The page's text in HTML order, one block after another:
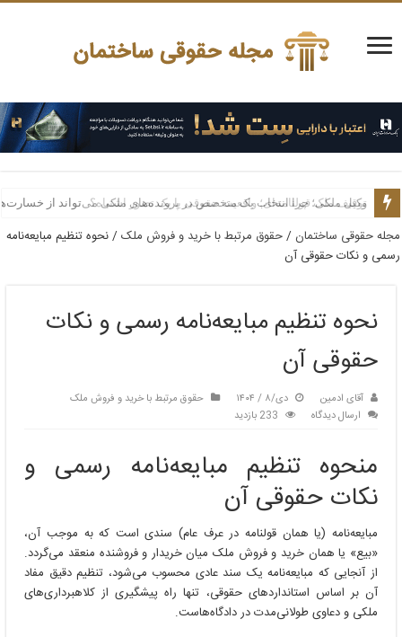
وکیل ملکی؛ چرا انتخاب یک متخصص در پرونده‌های ملکی می‌تواند از
مجله حقوقی ساختمان/حقوق مرتبط با خرید و فروش ملک/نحوه تنظیم مبایعه‌نامه
رسمی و نکات حقوقی آن
نحوه تنظیم مبایعه‌نامه رسمی و نکات
حقوقی آن
آقای ادمین دی/۸ / ۱۴۰۴
حقوق مرتبط با خرید و فروش ملک
ارسال دیدگاه
233 بازدید
منحوه تنظیم مبایعه‌نامه رسمی و
نکات حقوقی آن
مبایعه‌نامه (یا همان قولنامه در عرف عام) سندی است که به موجب آن،
«بیع» یا همان خرید و فروش ملک میان خریدار و فروشنده منعقد می‌گردد.
از آنجایی که مبایعه‌نامه یک سند عادی محسوب می‌شود، تنظیم دقیق مفاد
آن بر اساس استانداردهای حقوقی، تنها راه پیشگیری از کلاهبرداری‌های
ملکی و دعاوی طولانی‌مدت در دادگاه‌هاست.